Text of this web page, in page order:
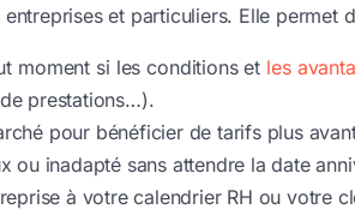
et particuliers. Elle permet
moment si les conditions et les
prestations…).
pour bénéficier de tarifs plus
ou inadapté sans attendre la date
à votre calendrier RH ou votre